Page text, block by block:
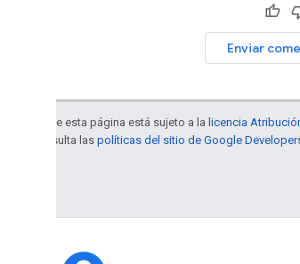
Enviar
de esta página está sujeto a la licencia
consulta las políticas del sitio de Google